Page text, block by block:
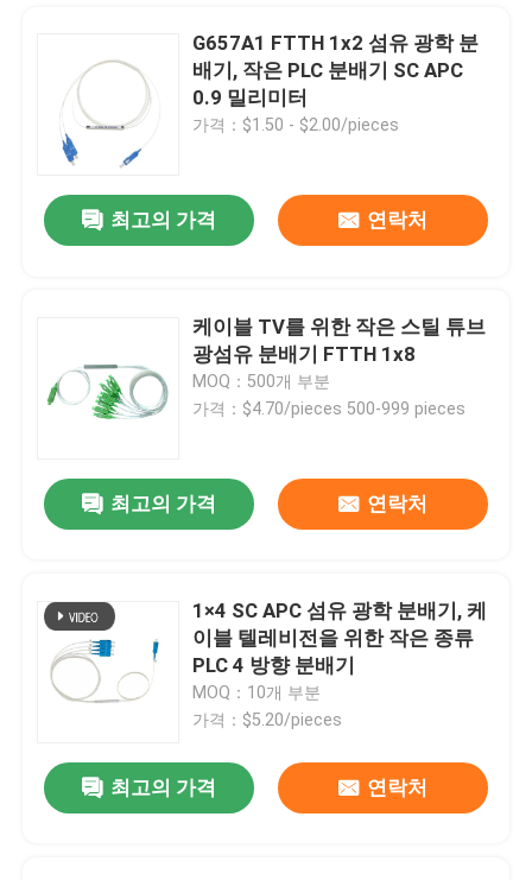
G657A1 FTTH 1x2 섬유 광학 분
배기, 작은 PLC 분배기 SC APC
0.9 밀리미터
가격：$1.50 - $2.00/pieces
최고의 가격 연락처
케이블 TV를 위한 작은 스틸 튜브
광섬유 분배기 FTTH 1x8
MOQ：500개 부분
가격：$4.70/pieces 500-999 pieces
최고의 가격 연락처
1×4 SC APC 섬유 광학 분배기, 케
이블 텔레비전을 위한 작은 종류
PLC 4 방향 분배기
MOQ：10개 부분
가격：$5.20/pieces
최고의 가격 연락처